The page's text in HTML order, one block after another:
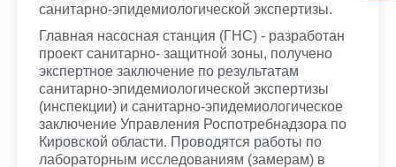
санитарно-эпидемиологической экспертизы.
Главная насосная станция (ГНС) - разработан
проект санитарно- защитной зоны, получено
экспертное заключение по результатам
санитарно-эпидемиологической экспертизы
(инспекции) и санитарно-эпидемиологическое
заключение Управления Роспотребнадзора по
Кировской области. Проводятся работы по
лабораторным исследованиям (замерам) в